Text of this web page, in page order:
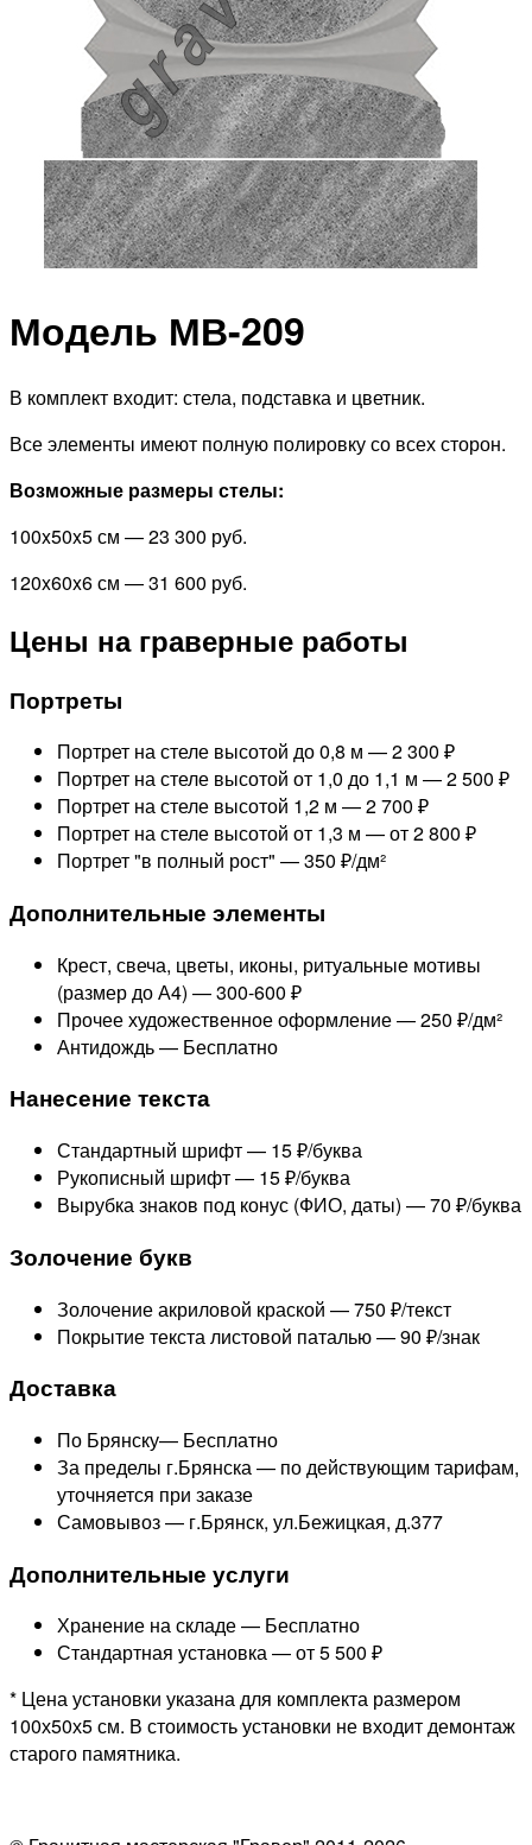
Модель МВ-209
В комплект входит: стела, подставка и цветник.
Все элементы имеют полную полировку со всех сторон.
Возможные размеры стелы:
100x50x5 см — 23 300 руб.
120x60x6 см — 31 600 руб.
Цены на граверные работы
Портреты
Портрет на стеле высотой до 0,8 м —2 300 ₽
Портрет на стеле высотой от 1,0 до 1,1 м —2 500 ₽
Портрет на стеле высотой 1,2 м —2 700 ₽
Портрет на стеле высотой от 1,3 м —от 2 800 ₽
Портрет "в полный рост" —350 ₽/дм²
Дополнительные элементы
Крест, свеча, цветы, иконы, ритуальные мотивы
(размер до А4) —300-600 ₽
Прочее художественное оформление —250 ₽/дм²
Антидождь — Бесплатно
Нанесение текста
Стандартный шрифт — 15 ₽/буква
Рукописный шрифт — 15 ₽/буква
Вырубка знаков под конус (ФИО, даты) —70 ₽/буква
Золочение букв
Золочение акриловой краской —750 ₽/текст
Покрытие текста листовой паталью —90 ₽/знак
Доставка
По Брянску— Бесплатно
За пределы г.Брянска — по действующим тарифам,
уточняется при заказе
Самовывоз — г.Брянск, ул.Бежицкая, д.377
Дополнительные услуги
Хранение на складе — Бесплатно
Стандартная установка —от 5 500 ₽
* Цена установки указана для комплекта размером
100х50х5 см. В стоимость установки не входит демонтаж
старого памятника.